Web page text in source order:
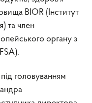
BIOR (Інститут
та член
органу з
головуванням